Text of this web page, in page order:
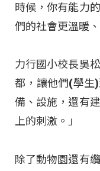
時候，你有能力
們的社會更溫暖、
力行國小校長吳
都，讓他們(學生
備、設施，還有
上的刺激。」
除了動物園還有